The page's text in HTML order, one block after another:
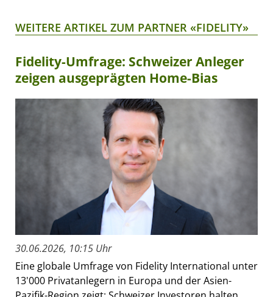
WEITERE ARTIKEL ZUM PARTNER «FIDELITY»
Fidelity-Umfrage: Schweizer Anleger
zeigen ausgeprägten Home-Bias
30.06.2026, 10:15 Uhr
Eine globale Umfrage von Fidelity International unter
13'000 Privatanlegern in Europa und der Asien-